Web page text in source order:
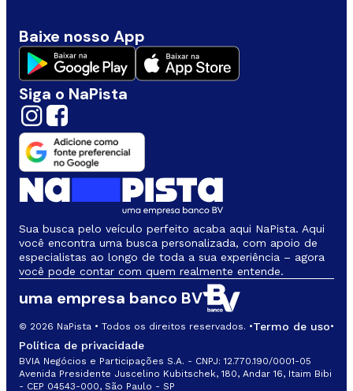
Baixe nosso App
Siga o NaPista
Sua busca pelo veículo perfeito acaba aqui NaPista. Aqui
você encontra uma busca personalizada, com apoio de
especialistas ao longo de toda a sua experiência – agora
você pode contar com quem realmente entende.
© 2026 NaPista • Todos os direitos reservados. •Termo de uso•
Política de privacidade
BVIA Negócios e Participações S.A. - CNPJ: 12.770.190/0001-05
Avenida Presidente Juscelino Kubitschek, 180, Andar 16, Itaim Bibi
- CEP 04543-000, São Paulo - SP
uma empresa banco BV